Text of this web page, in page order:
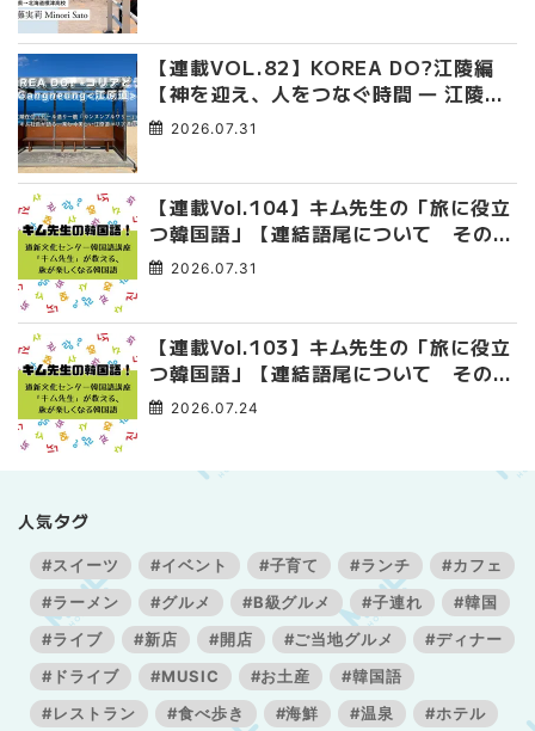
【連載VOL.82】KOREA DO?江陵編
【神を迎え、人をつなぐ時間 ― 江陵端
午祭 】
2026.07.31
【連載Vol.104】キム先生の「旅に役立
つ韓国語」【連結語尾について その
4】2026.07.31
【連載Vol.103】キム先生の「旅に役立
つ韓国語」【連結語尾について その
3】2026.07.24
人気タグ
#スイーツ #イベント #子育て #ランチ
#カフェ
#ラーメン
#グルメ #B級グルメ #子連れ
#韓国
#ライブ
#新店 #開店 #ご当地グルメ
#ディナー
#ドライブ
#MUSIC #お土産
#韓国語
#レストラン
#食べ歩き #海鮮 #温泉
#ホテル